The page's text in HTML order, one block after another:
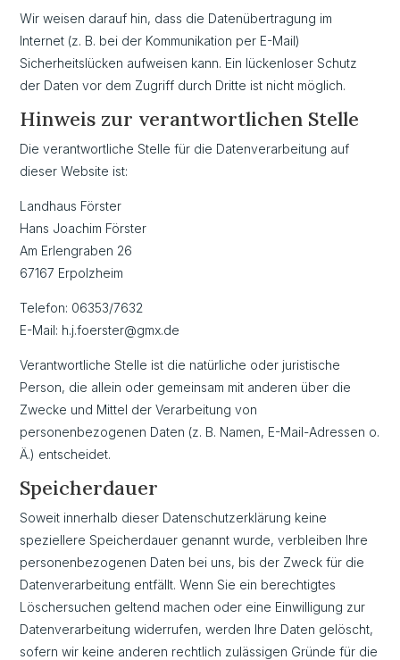
Wir weisen darauf hin, dass die Datenübertragung im
Internet (z. B. bei der Kommunikation per E-Mail)
Sicherheitslücken aufweisen kann. Ein lückenloser Schutz
der Daten vor dem Zugriff durch Dritte ist nicht möglich.
Hinweis zur verantwortlichen Stelle
Die verantwortliche Stelle für die Datenverarbeitung auf
dieser Website ist:
Landhaus Förster
Hans Joachim Förster
Am Erlengraben 26
67167 Erpolzheim
Telefon: 06353/7632
E-Mail: h.j.foerster@gmx.de
Verantwortliche Stelle ist die natürliche oder juristische
Person, die allein oder gemeinsam mit anderen über die
Zwecke und Mittel der Verarbeitung von
personenbezogenen Daten (z. B. Namen, E-Mail-Adressen o.
Ä.) entscheidet.
Speicherdauer
Soweit innerhalb dieser Datenschutzerklärung keine
speziellere Speicherdauer genannt wurde, verbleiben Ihre
personenbezogenen Daten bei uns, bis der Zweck für die
Datenverarbeitung entfällt. Wenn Sie ein berechtigtes
Löschersuchen geltend machen oder eine Einwilligung zur
Datenverarbeitung widerrufen, werden Ihre Daten gelöscht,
sofern wir keine anderen rechtlich zulässigen Gründe für die